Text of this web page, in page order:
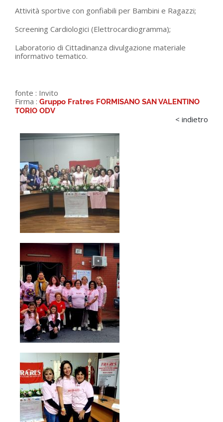
Attività sportive con gonfiabili per Bambini e Ragazzi;
Screening Cardiologici (Elettrocardiogramma);
Laboratorio di Cittadinanza divulgazione materiale
informativo tematico.
fonte : Invito
Firma : Gruppo Fratres FORMISANO SAN VALENTINO
TORIO ODV
< indietro